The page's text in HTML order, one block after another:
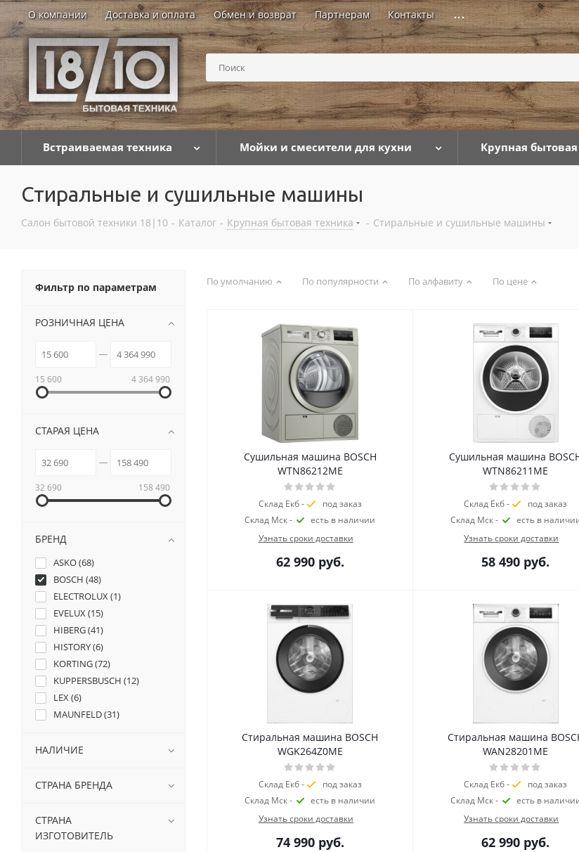
О компании Доставка и оплата Обмен и возврат Партнерам Контакты ...
Встраиваемая техника Мойки и смесители для кухни Крупная
Стиральные и сушильные машины
Салон бытовой техники 18|10 - Каталог - Крупная бытовая техника - Стиральные и сушильные машины
По умолчанию По популярности По алфавиту По цене
Сушильная машина BOSCH
WTN86212ME
Склад Екб -
под заказ
Склад Мск -
есть в наличии
Узнать сроки доставки
62 990руб.
Сушильная машина
WTN86211ME
Склад Екб -
под заказ
Склад Мск -
есть в
Узнать сроки доставки
58 490 руб.
Стиральная машина BOSCH
WGK264Z0ME
Склад Екб -
под заказ
Склад Мск -
есть в наличии
Узнать сроки доставки
74 990руб.
Стиральная машина
WAN28201ME
Склад Екб -
под заказ
Склад Мск -
есть в
Узнать сроки доставки
62 990 руб.
Фильтр по параметрам
РОЗНИЧНАЯ ЦЕНА
15 600 4 364 990
СТАРАЯ ЦЕНА
32 690 158 490
БРЕНД
ASKO (68)
BOSCH (48)
ELECTROLUX (1)
EVELUX (15)
HIBERG (41)
HISTORY (6)
KORTING (72)
KUPPERSBUSCH (12)
LEX (6)
MAUNFELD (31)
MIDEA (
SAMSUNG (3 )
SMEG (
V-ZUG (4)
НАЛИЧИЕ
СТРАНА БРЕНДА
СТРАНА
ИЗГОТОВИТЕЛЬ